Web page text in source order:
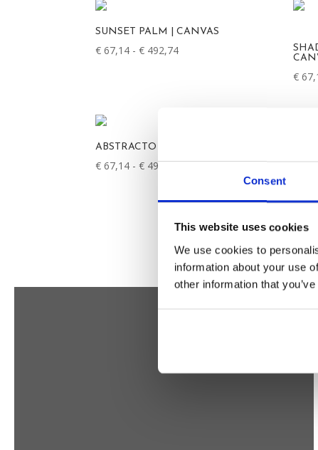
Consent
This website uses cookies
We use cookies to
information about your use
other information that
SUNSET PALM | CANVAS
€ 67,14 - € 492,74
€
ABSTRACTO 12 | CANVAS DRUK
€ 67,14 - € 492,74Prijsklasse:
tot